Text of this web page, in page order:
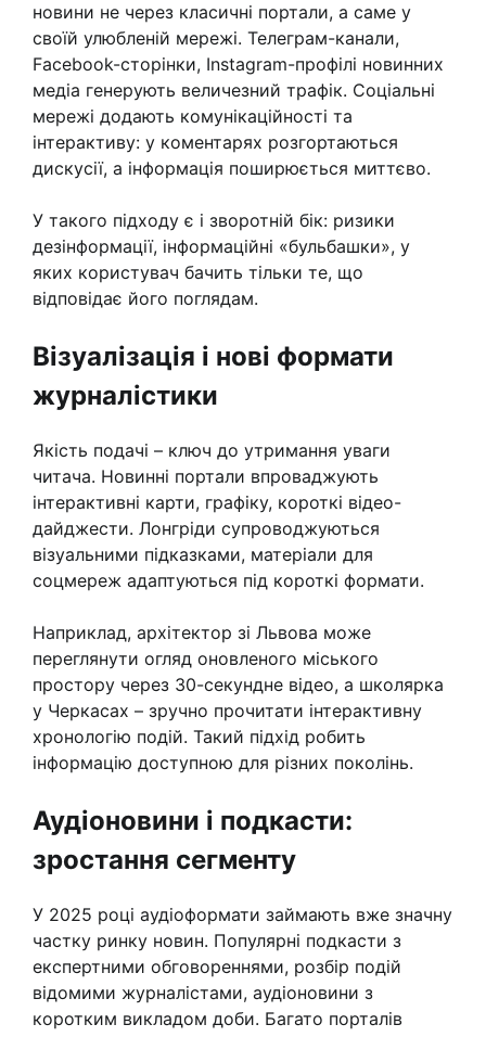
новини не через класичні портали, а саме у
своїй улюбленій мережі. Телеграм-канали,
Facebook-сторінки, Instagram-профілі новинних
медіа генерують величезний трафік. Соціальні
мережі додають комунікаційності та
інтерактиву: у коментарях розгортаються
дискусії, а інформація поширюється миттєво.
У такого підходу є і зворотній бік: ризики
дезінформації, інформаційні «бульбашки», у
яких користувач бачить тільки те, що
відповідає його поглядам.
Візуалізація і нові формати
журналістики
Якість подачі – ключ до утримання уваги
читача. Новинні портали впроваджують
інтерактивні карти, графіку, короткі відео-
дайджести. Лонгріди супроводжуються
візуальними підказками, матеріали для
соцмереж адаптуються під короткі формати.
Наприклад, архітектор зі Львова може
переглянути огляд оновленого міського
простору через 30-секундне відео, а школярка
у Черкасах – зручно прочитати інтерактивну
хронологію подій. Такий підхід робить
інформацію доступною для різних поколінь.
Аудіоновини і подкасти:
зростання сегменту
У 2025 році аудіоформати займають вже значну
частку ринку новин. Популярні подкасти з
експертними обговореннями, розбір подій
відомими журналістами, аудіоновини з
коротким викладом доби. Багато порталів